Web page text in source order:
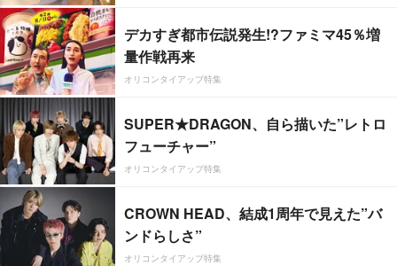
デカすぎ都市伝説発生!?ファミマ45％増
量作戦再来
オリコンタイアップ特集
SUPER★DRAGON、自ら描いた”レトロ
フューチャー”
オリコンタイアップ特集
CROWN HEAD、結成1周年で見えた”バ
ンドらしさ”
オリコンタイアップ特集